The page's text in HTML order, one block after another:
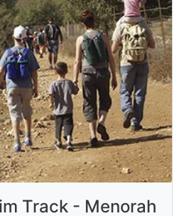
Track - Menorah